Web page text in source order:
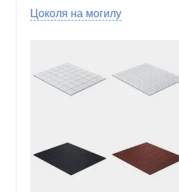
Цоколя на могилу